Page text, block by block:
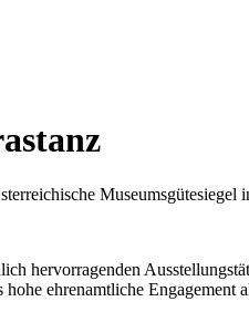
Museumsgütesiegel
hervorragenden
ehrenamtliche